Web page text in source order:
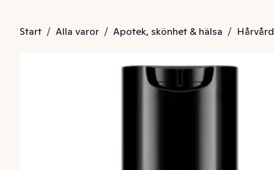
Start / Alla varor / Apotek, skönhet & hälsa / Hårvård
Biotin & Repair